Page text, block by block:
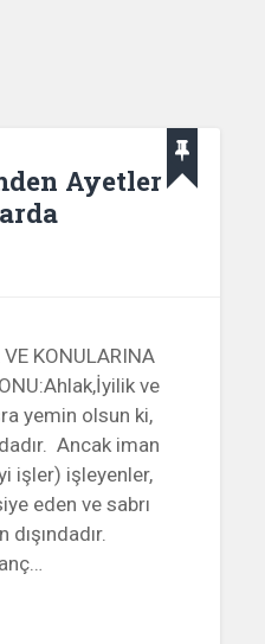
Ayetler
KONULARINA
ve
yemin olsun ki,
Ancak iman
işler) işleyenler,
eden ve sabrı